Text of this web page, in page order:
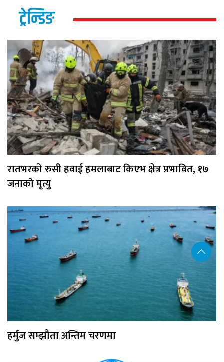
ट्रेन्डिङ
रातभरको रुसी हवाई हमलाबाट किएभ क्षेत्र प्रभावित, १७
जनाको मृत्यु
हर्मुज सम्झौता अन्तिम चरणमा